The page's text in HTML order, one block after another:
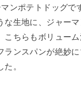
ンポテトドッグで
な生地に、ジャー
こちらもボリュー
ランスパンが絶妙に
。